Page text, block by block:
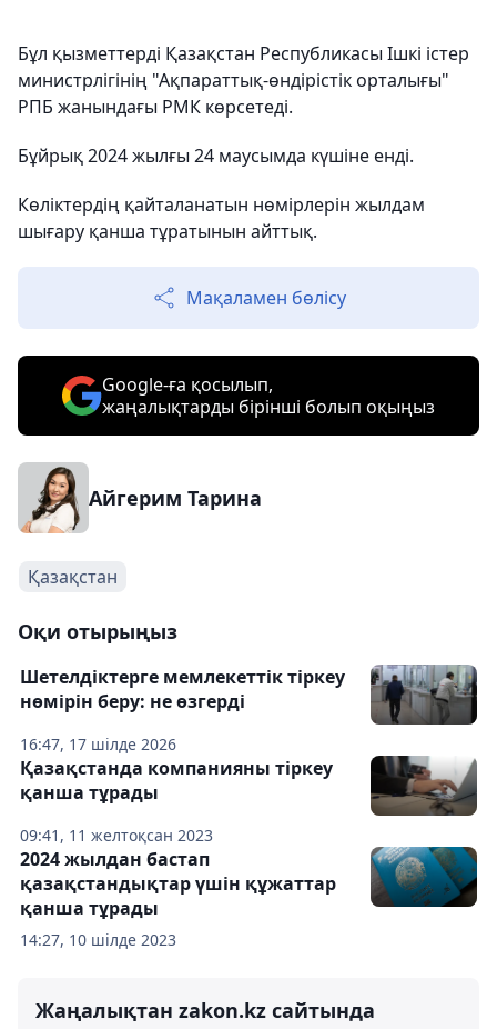
Бұл қызметтерді Қазақстан Республикасы Ішкі істер
министрлігінің "Ақпараттық-өндірістік орталығы"
РПБ жанындағы РМК көрсетеді.
Бұйрық 2024 жылғы 24 маусымда күшіне енді.
Көліктердің қайталанатын нөмірлерін жылдам
шығару қанша тұратынын айттық.
Мақаламен бөлісу
Google-ға қосылып,
жаңалықтарды бірінші болып оқыңыз
Айгерим Тарина
Қазақстан
Оқи отырыңыз
16:47, 17 шілде 2026
Шетелдіктерге мемлекеттік тіркеу
нөмірін беру: не өзгерді
09:41, 11 желтоқсан 2023
Қазақстанда компанияны тіркеу
қанша тұрады
14:27, 10 шілде 2023
2024 жылдан бастап
қазақстандықтар үшін құжаттар
қанша тұрады
Жаңалықтан zakon.kz сайтында